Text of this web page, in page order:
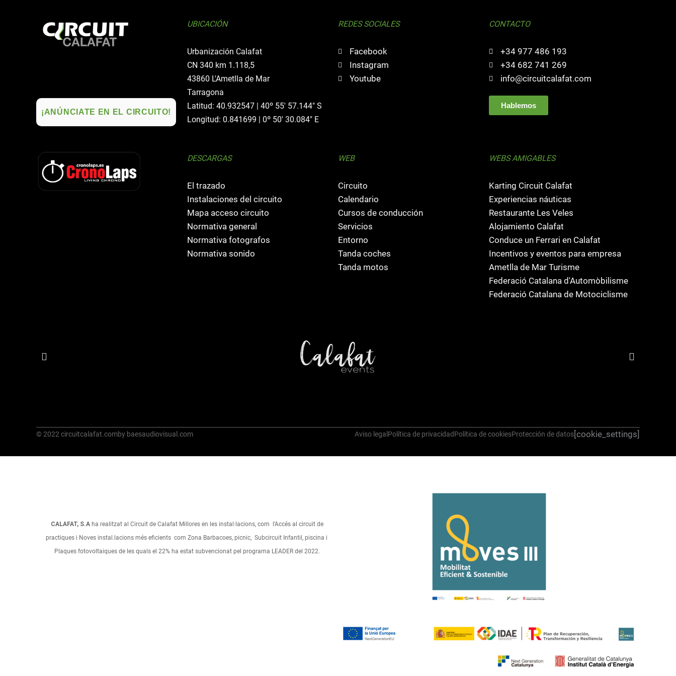
¡ANÚNCIATE EN EL CIRCUITO!
UBICACIÓN
Urbanización Calafat
CN 340 km 1.118,5
43860 L'Ametlla de Mar
Tarragona
Latitud: 40.932547 | 40º 55' 57.144" S
Longitud: 0.841699 | 0º 50' 30.084" E
REDES SOCIALES
Facebook
Instagram
Youtube
CONTACTO
+34 977 486 193
+34 682 741 269
info@circuitcalafat.com
Hablemos
DESCARGAS
El trazado
Instalaciones del circuito
Mapa acceso circuito
Normativa general
Normativa fotografos
Normativa sonido
WEB
Circuito
Calendario
Cursos de conducción
Servicios
Entorno
Tanda coches
Tanda motos
WEBS AMIGABLES
Karting Circuit Calafat
Experiencias náuticas
Restaurante Les Veles
Alojamiento Calafat
Conduce un Ferrari en Calafat
Incentivos y eventos para empresa
Ametlla de Mar Turisme
Federació Catalana d'Automòbilisme
Federació Catalana de Motociclisme
© 2022 circuitcalafat.comby baesaudiovisual.com Aviso legal Política de privacidadPolítica de cookiesProtección de datos[cookie_settings]
CALAFAT, S.A ha realitzat al Circuit de Calafat Millores en les instal·lacions, com l’Accés al circuit de
practiques i Noves instal.lacions més eficients com Zona Barbacoes, picnic, Subcircuit Infantil, piscina i
Plaques fotovoltaiques de les quals el 22% ha estat subvencionat pel programa LEADER del 2022.